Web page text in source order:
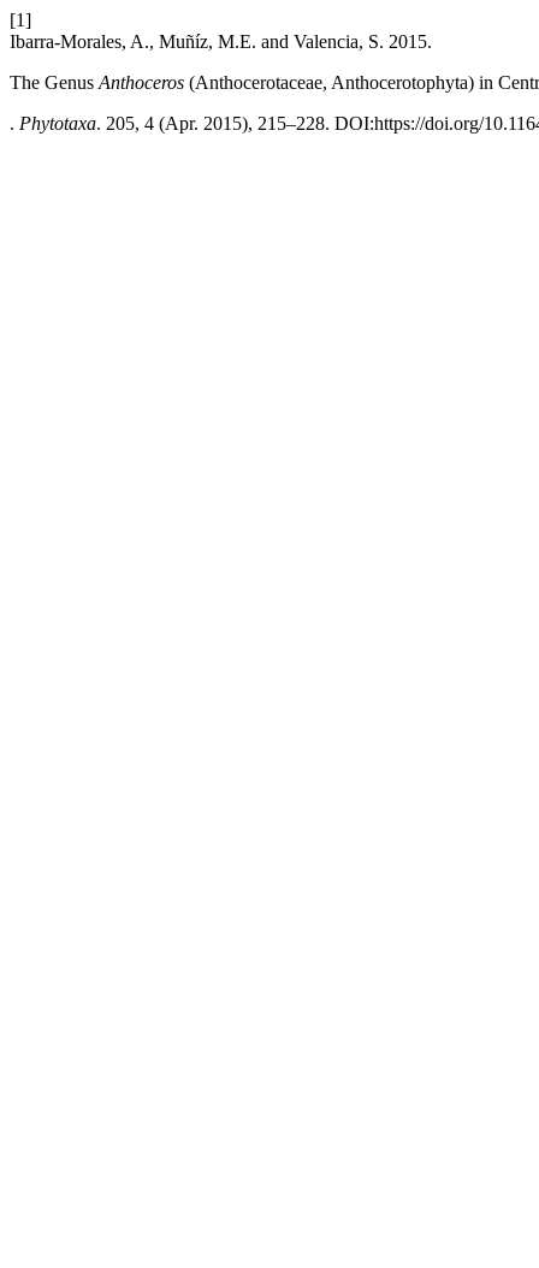
[1]
Ibarra-Morales, A., Muñíz, M.E. and Valencia, S. 2015.
The Genus Anthoceros (Anthocerotaceae, Anthocerotophyta) in
. Phytotaxa. 205, 4 (Apr. 2015), 215–228. DOI:https://doi.org/